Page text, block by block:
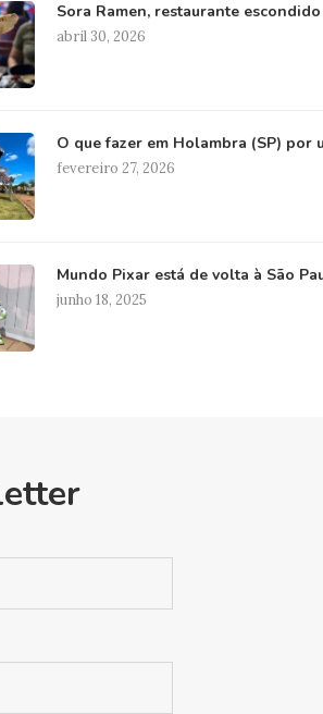
Sora Ramen, restaurante
abril 30, 2026
O que fazer em Holambra (SP) por
fevereiro 27, 2026
Mundo Pixar está de volta à São
junho 18, 2025